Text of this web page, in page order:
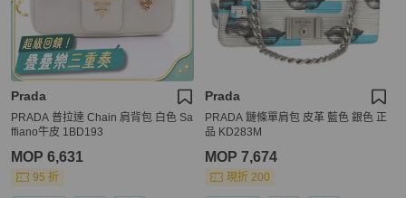
Prada
PRADA 普拉達 Chain 肩背包 白色 Sa
ffiano牛皮 1BD193
MOP 6,631
95 折
Prada
PRADA 鏈條單肩包 皮革 藍色 銀色 正
品 KD283M
MOP 7,674
現折 200